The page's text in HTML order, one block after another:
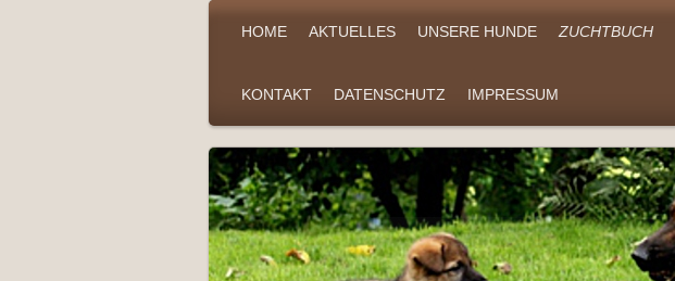
HOME AKTUELLES UNSERE HUNDE ZUCHTBUCH
KONTAKT DATENSCHUTZ IMPRESSUM